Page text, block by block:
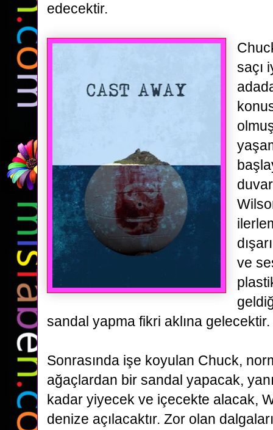
edecektir.
saçı
ve
sandal yapma fikri aklına gelecektir.
Sonrasında işe koyulan Chuck,
ağaçlardan bir sandal yapacak,
kadar yiyecek ve içecekte alacak,
denize açılacaktır. Zor olan